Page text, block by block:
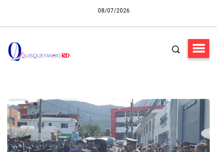
08/07/2026